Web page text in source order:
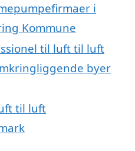
i
Kommune
til luft til luft
byer
til luft